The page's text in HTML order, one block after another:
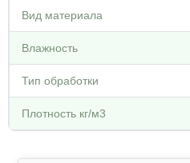
Вид материала
Влажность
Тип обработки
Плотность кг/м3